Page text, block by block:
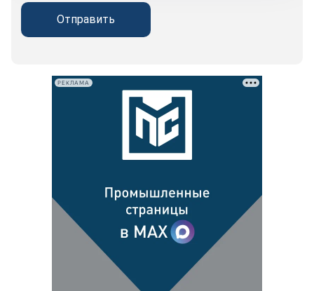
Отправить
РЕКЛАМА